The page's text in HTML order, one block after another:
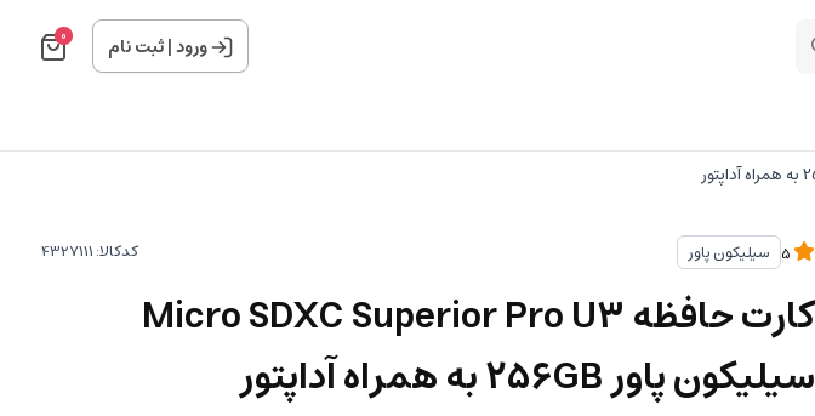
ورود|ثبت نام 0
سیلیکون پاور کدکالا:
کارت حافظه‌ Micro SDXC Superior Pro U3
سیلیکون پاور 256GB به همراه آداپتور